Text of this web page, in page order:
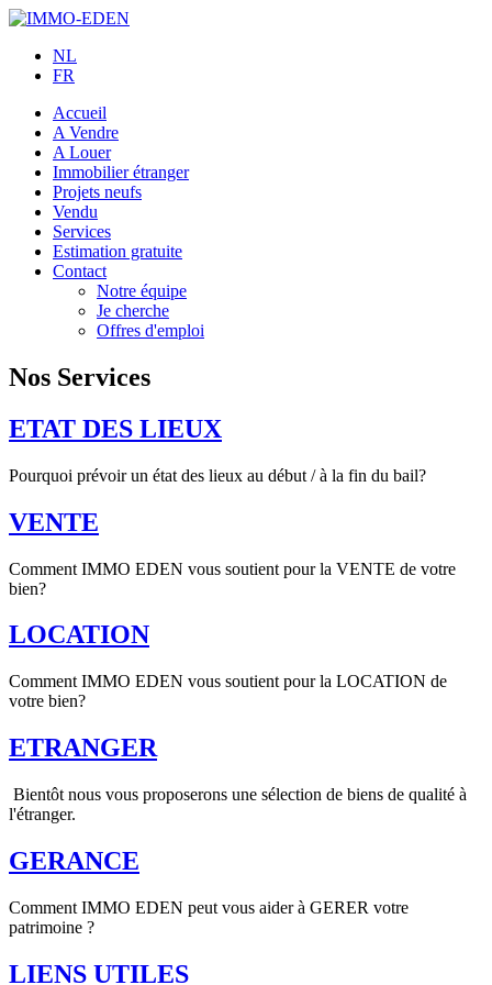
NL
FR
Accueil
A Vendre
A Louer
Immobilier étranger
Projets neufs
Vendu
Services
Estimation gratuite
Contact
Notre équipe
Je cherche
Offres d'emploi
Nos Services
ETAT DES LIEUX
Pourquoi prévoir un état des lieux au début / à la fin du bail?
VENTE
Comment IMMO EDEN vous soutient pour la VENTE de votre
bien?
LOCATION
Comment IMMO EDEN vous soutient pour la LOCATION de
votre bien?
ETRANGER
Bientôt nous vous proposerons une sélection de biens de qualité à
l'étranger.
GERANCE
Comment IMMO EDEN peut vous aider à GERER votre
patrimoine ?
LIENS UTILES